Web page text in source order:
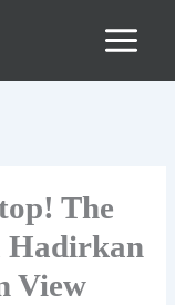
The
Hadirkan
View